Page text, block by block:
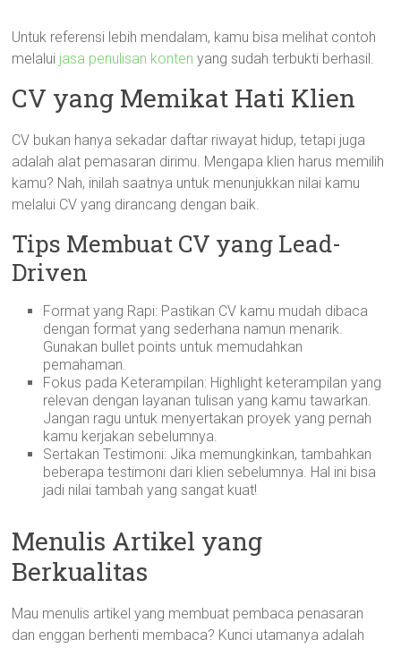
Untuk referensi lebih mendalam, kamu bisa melihat contoh
melalui jasa penulisan konten yang sudah terbukti berhasil.
CV yang Memikat Hati Klien
CV bukan hanya sekadar daftar riwayat hidup, tetapi juga
adalah alat pemasaran dirimu. Mengapa klien harus memilih
kamu? Nah, inilah saatnya untuk menunjukkan nilai kamu
melalui CV yang dirancang dengan baik.
Tips Membuat CV yang Lead-
Driven
Format yang Rapi: Pastikan CV kamu mudah dibaca
dengan format yang sederhana namun menarik.
Gunakan bullet points untuk memudahkan
pemahaman.
Fokus pada Keterampilan: Highlight keterampilan yang
relevan dengan layanan tulisan yang kamu tawarkan.
Jangan ragu untuk menyertakan proyek yang pernah
kamu kerjakan sebelumnya.
Sertakan Testimoni: Jika memungkinkan, tambahkan
beberapa testimoni dari klien sebelumnya. Hal ini bisa
jadi nilai tambah yang sangat kuat!
Menulis Artikel yang
Berkualitas
Mau menulis artikel yang membuat pembaca penasaran
dan enggan berhenti membaca? Kunci utamanya adalah